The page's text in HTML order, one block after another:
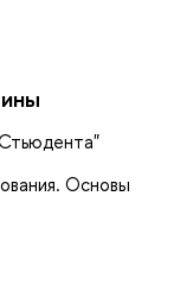
Основы